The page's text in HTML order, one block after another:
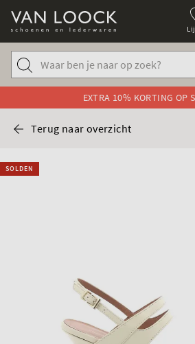
EXTRA 10% KORTING OP
Terug naar overzicht
SOLDEN